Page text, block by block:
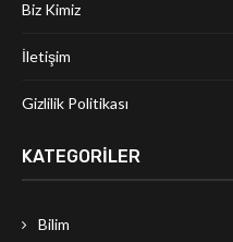
Biz Kimiz
İletişim
Gizlilik Politikası
KATEGORILER
Bilim